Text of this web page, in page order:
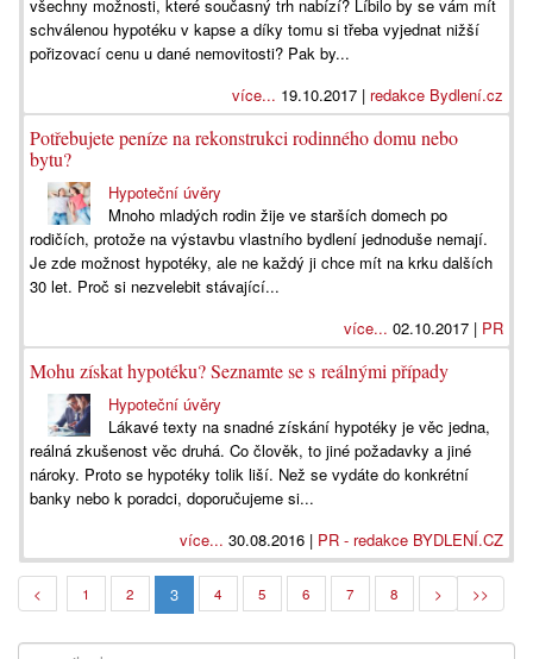
všechny možnosti, které současný trh nabízí? Líbilo by se vám mít
schválenou hypotéku v kapse a díky tomu si třeba vyjednat nižší
pořizovací cenu u dané nemovitosti? Pak by...
více... 19.10.2017 | redakce Bydlení.cz
Potřebujete peníze na rekonstrukci rodinného domu nebo
bytu?
Hypoteční úvěry
Mnoho mladých rodin žije ve starších domech po
rodičích, protože na výstavbu vlastního bydlení jednoduše nemají.
Je zde možnost hypotéky, ale ne každý ji chce mít na krku dalších
30 let. Proč si nezvelebit stávající...
více... 02.10.2017 | PR
Mohu získat hypotéku? Seznamte se s reálnými případy
Hypoteční úvěry
Lákavé texty na snadné získání hypotéky je věc jedna,
reálná zkušenost věc druhá. Co člověk, to jiné požadavky a jiné
nároky. Proto se hypotéky tolik liší. Než se vydáte do konkrétní
banky nebo k poradci, doporučujeme si...
více... 30.08.2016 | PR - redakce BYDLENÍ.CZ
< 1 2 3 4 5 6 7 8 > >>